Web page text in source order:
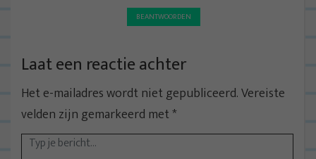
BEANTWOORDEN
Laat een reactie achter
Het e-mailadres wordt niet gepubliceerd.Vereiste
velden zijn gemarkeerd met*